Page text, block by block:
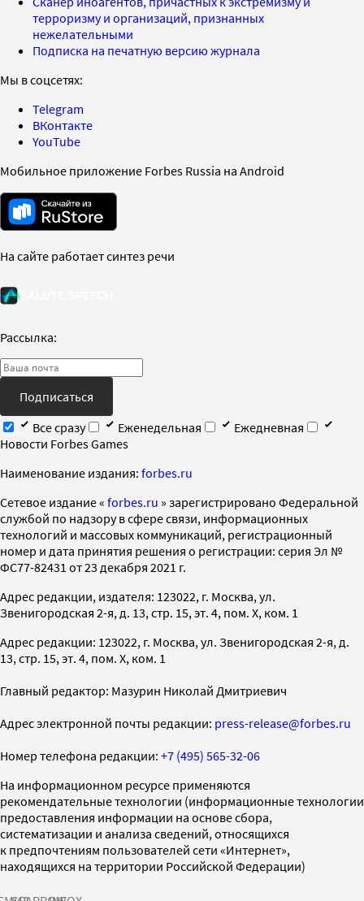
терроризму и организаций, признанных
нежелательными
Подписка на печатную версию журнала
Мы в соцсетях:
Telegram
ВКонтакте
YouTube
Мобильное приложение Forbes Russia на Android
На сайте работает синтез речи
Рассылка:
Подписаться
Все сразу
Еженедельная
Ежедневная
Новости Forbes Games
Наименование издания: forbes.ru
Cетевое издание « forbes.ru » зарегистрировано Федеральной
службой по надзору в сфере связи, информационных
технологий и массовых коммуникаций, регистрационный
номер и дата принятия решения о регистрации: серия Эл №
ФС77-82431 от 23 декабря 2021 г.
Адрес редакции, издателя: 123022, г. Москва, ул.
Звенигородская 2-я, д. 13, стр. 15, эт. 4, пом. X, ком. 1
Адрес редакции: 123022, г. Москва, ул. Звенигородская 2-я, д.
13, стр. 15, эт. 4, пом. X, ком. 1
Главный редактор: Мазурин Николай Дмитриевич
Адрес электронной почты редакции: press-release@forbes.ru
Номер телефона редакции: +7 (495) 565-32-06
На информационном ресурсе применяются
рекомендательные технологии (информационные технологии
предоставления информации на основе сбора,
систематизации и анализа сведений, относящихся
к предпочтениям пользователей сети «Интернет»,
находящихся на территории Российской Федерации)